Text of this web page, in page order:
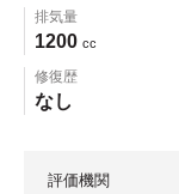
排気量
1200 cc
修復歴
なし
評価機関